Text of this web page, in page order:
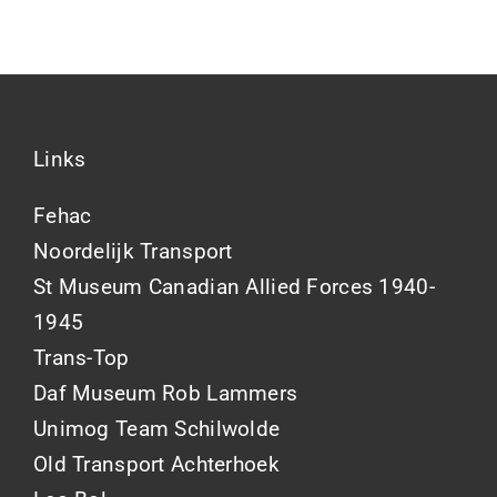
Links
Fehac
Noordelijk Transport
St Museum Canadian Allied Forces 1940-
1945
Trans-Top
Daf Museum Rob Lammers
Unimog Team Schilwolde
Old Transport Achterhoek